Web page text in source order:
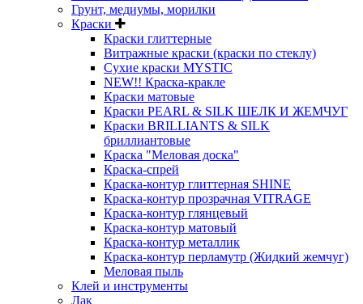
Грунт, медиумы, морилки
Краски
Краски глиттерные
Витражные краски (краски по стеклу)
Сухие краски MYSTIC
NEW!! Краска-кракле
Краски матовые
Краски PEARL & SILK ШЕЛК И ЖЕМЧУГ
Краски BRILLIANTS & SILK
бриллиантовые
Краска "Меловая доска"
Краска-спрей
Краска-контур глиттерная SHINE
Краска-контур прозрачная VITRAGE
Краска-контур глянцевый
Краска-контур матовый
Краска-контур металлик
Краска-контур перламутр (Жидкий жемчуг)
Меловая пыль
Клей и инструменты
Лак